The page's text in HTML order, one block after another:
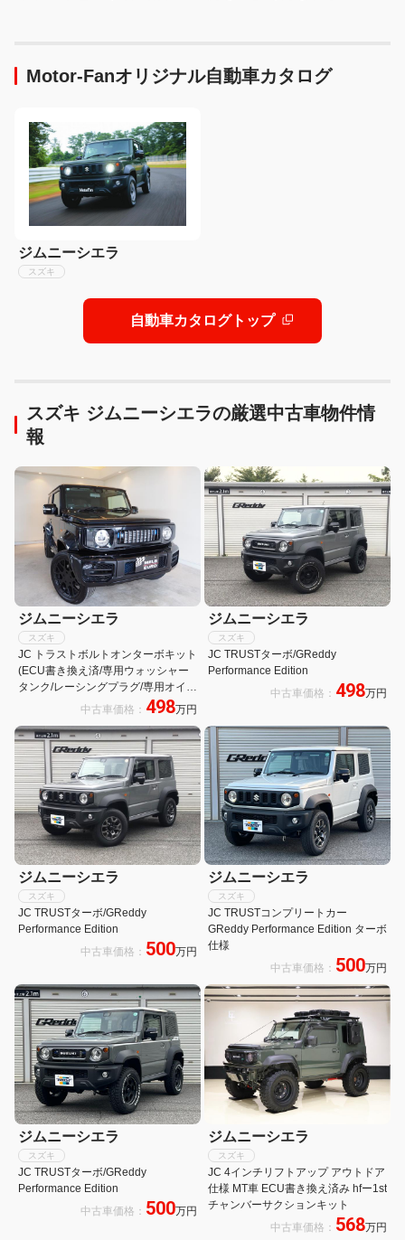
Motor-Fanオリジナル自動車カタログ
ジムニーシエラ
スズキ
自動車カタログトップ
スズキ ジムニーシエラの厳選中古車物件情
報
ジムニーシエラ
スズキ
JC トラストボルトオンターボキット
(ECU書き換え済/専用ウォッシャー
タンク/レーシングプラグ/専用オイル
パン)/LEDテール/HKS車高調サス/ア
ルパインナビ/ブーストメーター/18
インチAW
中古車価格： 498万円
ジムニーシエラ
スズキ
JC TRUSTターボ/GReddy
Performance Edition
中古車価格： 498万円
ジムニーシエラ
スズキ
JC TRUSTターボ/GReddy
Performance Edition
中古車価格： 500万円
ジムニーシエラ
スズキ
JC TRUSTコンプリートカー
GReddy Performance Edition ターボ
仕様
中古車価格： 500万円
ジムニーシエラ
スズキ
JC TRUSTターボ/GReddy
Performance Edition
中古車価格： 500万円
ジムニーシエラ
スズキ
JC 4インチリフトアップ アウトドア
仕様 MT車 ECU書き換え済み hfー1st
チャンバーサクションキット
中古車価格： 568万円